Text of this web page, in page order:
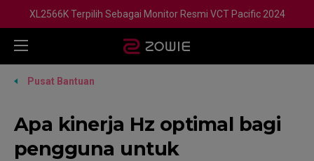
XL2566K Terpilih Sebagai Monitor Resmi VCT Pacific 2024
Pusat Bantuan
Apa kinerja Hz optimal bagi
pengguna untuk